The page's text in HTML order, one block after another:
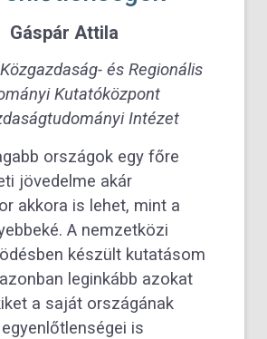
Gáspár Attila
és Regionális
Kutatóközpont
Intézet
országok egy főre
jövedelme akár
akkora is lehet, mint a
A nemzetközi
készült kutatásom
leginkább azokat
a saját országának
is